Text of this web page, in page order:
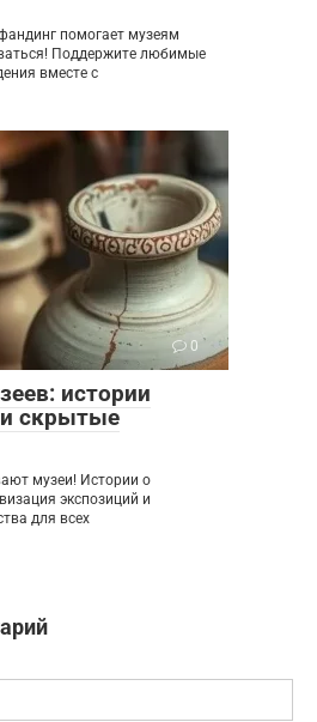
помогает музеям
Поддержите любимые
вместе с
0
истории
и скрытые
музеи! Истории о
экспозиций и
для всех